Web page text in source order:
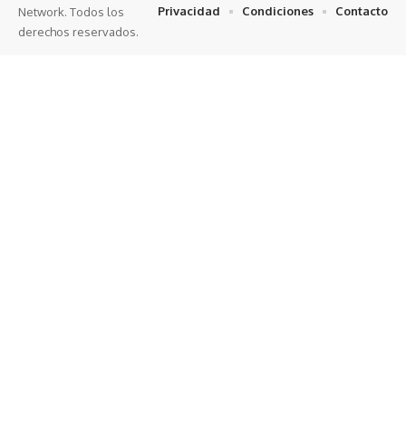
Network. Todos los
derechos reservados.
Privacidad Condiciones Contacto